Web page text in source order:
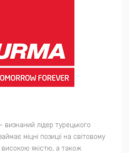
визнаний лідер турецького
міцні позиції на світовому
якістю, а також